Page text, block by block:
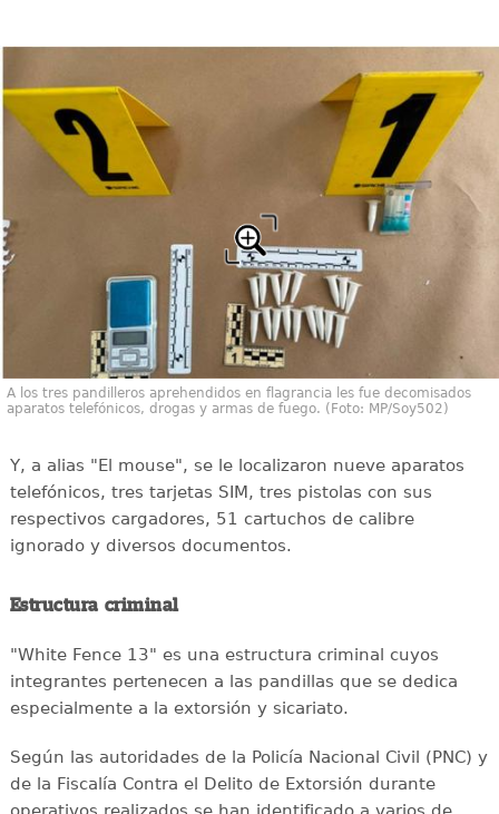
A los tres pandilleros aprehendidos en flagrancia les fue decomisados
aparatos telefónicos, drogas y armas de fuego. (Foto: MP/Soy502)
Y, a alias "El mouse", se le localizaron nueve aparatos
telefónicos, tres tarjetas SIM, tres pistolas con sus
respectivos cargadores, 51 cartuchos de calibre
ignorado y diversos documentos.
Estructura criminal
"White Fence 13" es una estructura criminal cuyos
integrantes pertenecen a las pandillas que se dedica
especialmente a la extorsión y sicariato.
Según las autoridades de la Policía Nacional Civil (PNC) y
de la Fiscalía Contra el Delito de Extorsión durante